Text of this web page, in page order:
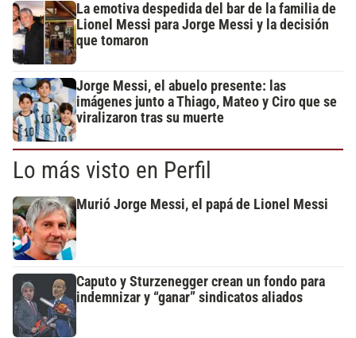
La emotiva despedida del bar de la familia de
Lionel Messi para Jorge Messi y la decisión
que tomaron
Jorge Messi, el abuelo presente: las
imágenes junto a Thiago, Mateo y Ciro que se
viralizaron tras su muerte
Lo más visto en Perfil
Murió Jorge Messi, el papá de Lionel Messi
Caputo y Sturzenegger crean un fondo para
indemnizar y “ganar” sindicatos aliados